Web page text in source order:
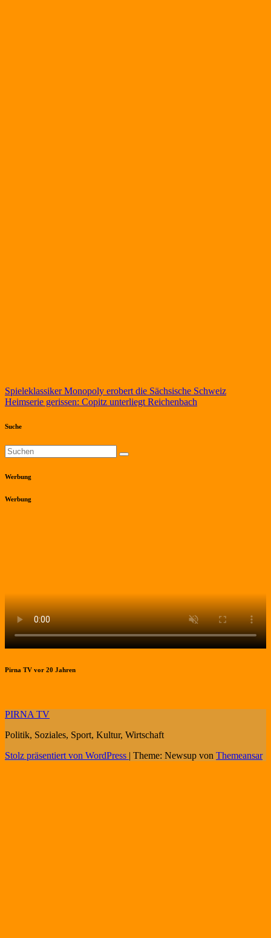
Beitragsnavigation
Spieleklassiker Monopoly erobert die Sächsische Schweiz
Heimserie gerissen: Copitz unterliegt Reichenbach
Suche
Werbung
Werbung
Pirna TV vor 20 Jahren
PIRNA TV
Politik, Soziales, Sport, Kultur, Wirtschaft
Stolz präsentiert von WordPress | Theme: Newsup von Themeansar